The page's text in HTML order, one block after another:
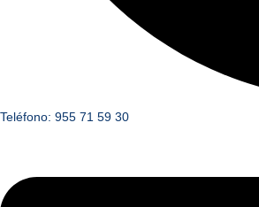
Teléfono: 955 71 59 30